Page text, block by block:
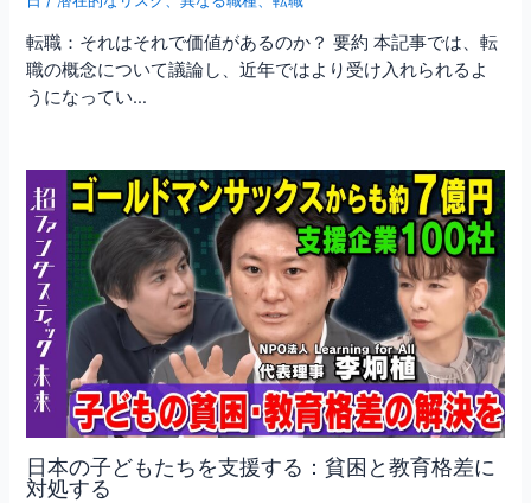
転職：それはそれで価値があるのか？ 要約 本記事では、転
職の概念について議論し、近年ではより受け入れられるよ
うになってい…
日本の子どもたちを支援する：貧困と教育格差に
対処する